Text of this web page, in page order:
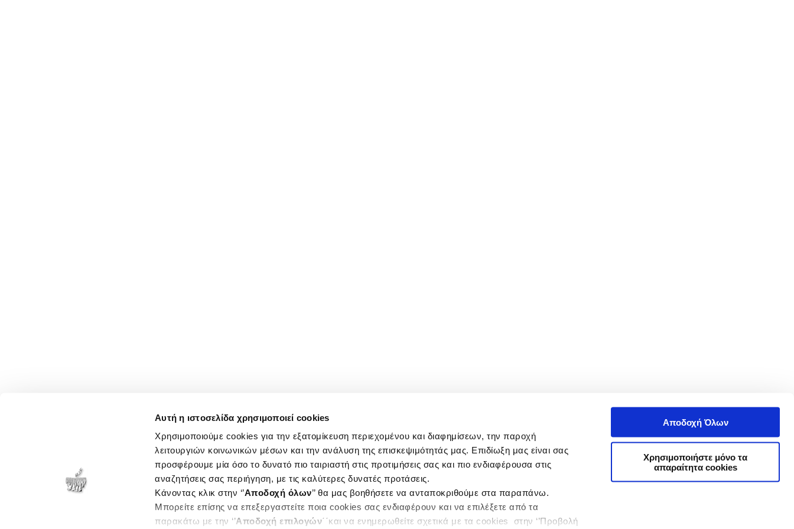
Αυτή η ιστοσελίδα χρησιμοποιεί cookies
Χρησιμοποιούμε cookies για την εξατομίκευση περιεχομένου και διαφημίσεων, την παροχή
λειτουργιών κοινωνικών μέσων και την ανάλυση της επισκεψιμότητάς μας. Επιδίωξη μας είναι σας
προσφέρουμε μία όσο το δυνατό πιο ταιριαστή στις προτιμήσεις σας και πιο ενδιαφέρουσα στις
αναζητήσεις σας περιήγηση, με τις καλύτερες δυνατές προτάσεις.
Κάνοντας κλικ στην ‘’Αποδοχή όλων’’ θα μας βοηθήσετε να ανταποκριθούμε στα παραπάνω.
Μπορείτε επίσης να επεξεργαστείτε ποια cookies σας ενδιαφέρουν και να επιλέξετε από τα
παρακάτω με την ‘’Αποδοχή επιλογών΄΄και να ενημερωθείτε σχετικά με τα cookies στην ‘’Προβολή
Αποδοχή Όλων
Χρησιμοποιήστε μόνο τα
απαραίτητα cookies